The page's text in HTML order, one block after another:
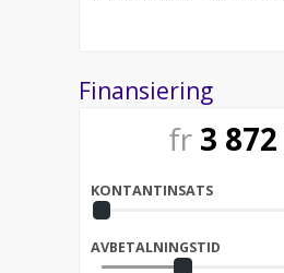
Finansiering
fr 3 872
KONTANTINSATS
AVBETALNINGSTID